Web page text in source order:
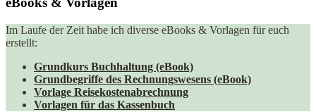
Im Laufe der Zeit habe ich diverse eBooks & Vorlagen für euch
erstellt:
Grundkurs Buchhaltung (eBook)
Grundbegriffe des Rechnungswesens (eBook)
Vorlage Reisekostenabrechnung
Vorlagen für das Kassenbuch